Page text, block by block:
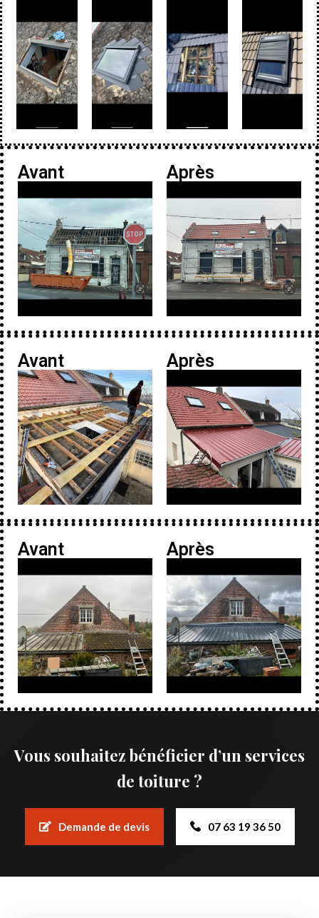
Avant Après
Avant Après
Avant Après
Vous souhaitez bénéficier d’un services
de toiture ?
Demande de devis 07 63 19 36 50